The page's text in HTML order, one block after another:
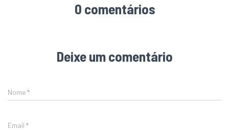
0 comentários
Deixe um comentário
Nome*
Email *